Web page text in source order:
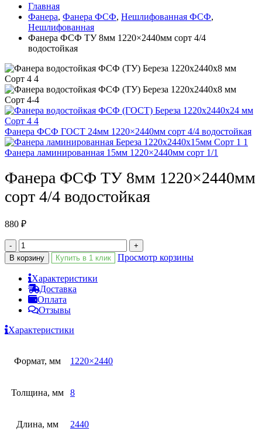
Главная
Фанера, Фанера ФСФ, Нешлифованная ФСФ,
Нешлифованная
Фанера ФСФ ТУ 8мм 1220×2440мм сорт 4/4
водостойкая
Фанера ФСФ ГОСТ 24мм 1220×2440мм сорт 4/4 водостойкая
Фанера ламинированная 15мм 1220×2440мм сорт 1/1
Фанера ФСФ ТУ 8мм 1220×2440мм
сорт 4/4 водостойкая
880 ₽
-
+
В корзину
Купить в 1 клик Просмотр корзины
Характеристики
Доставка
Оплата
Отзывы
Характеристики
Формат, мм 1220×2440
Толщина, мм 8
Длина, мм 2440